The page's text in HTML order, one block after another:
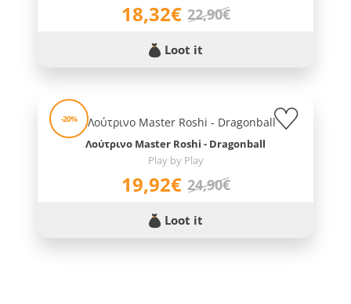
18,32€ 22,90€
Loot it
-20%
Λούτρινο Master Roshi - Dragonball
Play by Play
19,92€ 24,90€
Loot it